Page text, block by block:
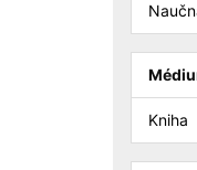
Kniha